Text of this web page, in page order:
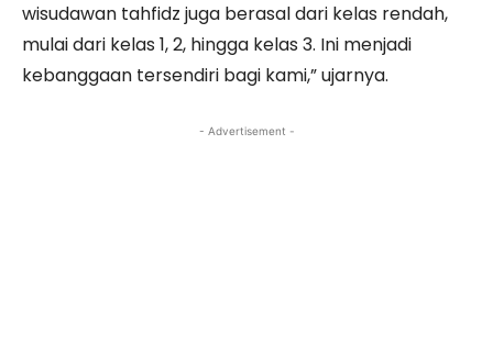
wisudawan tahfidz juga berasal dari kelas rendah,
mulai dari kelas 1, 2, hingga kelas 3. Ini menjadi
kebanggaan tersendiri bagi kami,” ujarnya.
- Advertisement -